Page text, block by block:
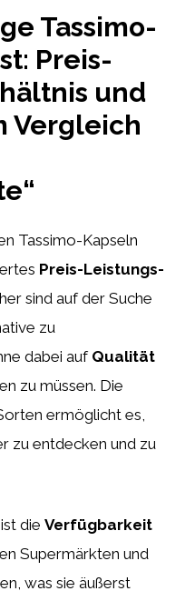
Tassimo-
Preis-
und
Vergleich
Tassimo-Kapseln
Preis-Leistungs-
sind auf der Suche
zu
dabei auf Qualität
zu müssen. Die
ermöglicht es,
zu entdecken und zu
die Verfügbarkeit
Supermärkten und
was sie äußerst